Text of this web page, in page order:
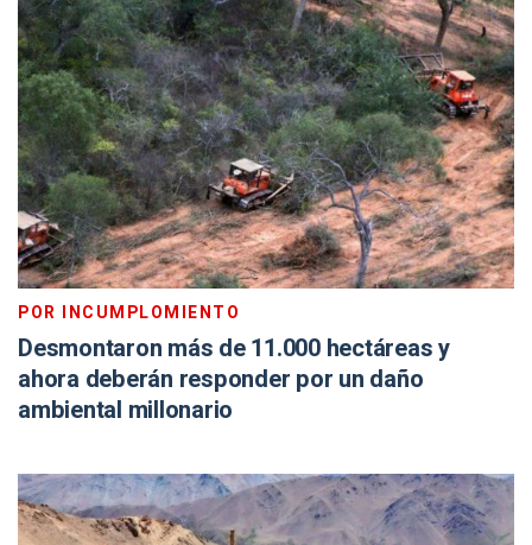
POR INCUMPLOMIENTO
Desmontaron más de 11.000 hectáreas y
ahora deberán responder por un daño
ambiental millonario